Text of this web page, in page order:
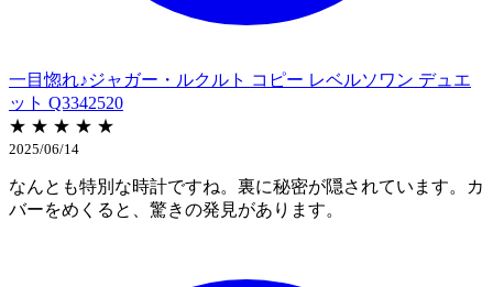
一目惚れ♪ジャガー・ルクルト コピー レベルソワン デュエ
ット Q3342520
★ ★ ★ ★ ★
2025/06/14
なんとも特別な時計ですね。裏に秘密が隠されています。カ
バーをめくると、驚きの発見があります。